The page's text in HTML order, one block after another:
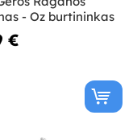
- Oz burtininkas
€